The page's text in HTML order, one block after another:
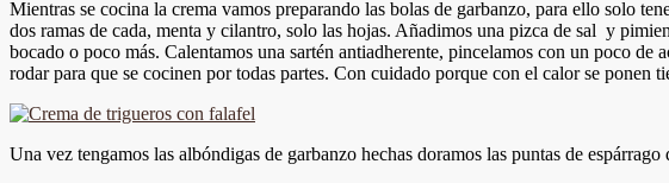
Mientras se cocina la crema vamos preparando las bolas de garbanzo, para ello solo
dos ramas de cada, menta y cilantro, solo las hojas. Añadimos una pizca de sal y
bocado o poco más. Calentamos una sartén antiadherente, pincelamos con un poco
rodar para que se cocinen por todas partes. Con cuidado porque con el calor se ponen
Una vez tengamos las albóndigas de garbanzo hechas doramos las puntas de